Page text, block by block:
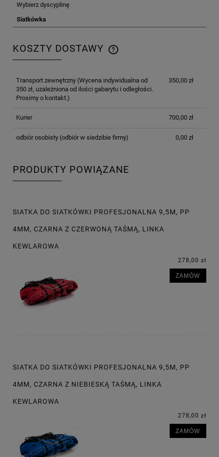
Wybierz dyscyplinę
Siatkówka
KOSZTY DOSTAWY
CENA NIE ZAWIERA EWENTUALNYCH KOSZTÓW
Transport zewnętrzny(Wycena indywidualna od
350 zł, uzależniona od ilości gabarytu i odległości.
Prosimy o kontakt.)
350,00 zł
Kurier 700,00 zł
odbiór osobisty(odbiór w siedzibie firmy) 0,00 zł
PRODUKTY POWIĄZANE
SIATKA DO SIATKÓWKI PROFESJONALNA 9,5M, PP
4MM, CZARNA Z CZERWONĄ TAŚMĄ, LINKA
KEWLAROWA
278,00 zł
ZAMÓW
SIATKA DO SIATKÓWKI PROFESJONALNA 9,5M, PP
4MM, CZARNA Z NIEBIESKĄ TAŚMĄ, LINKA
KEWLAROWA
278,00 zł
ZAMÓW